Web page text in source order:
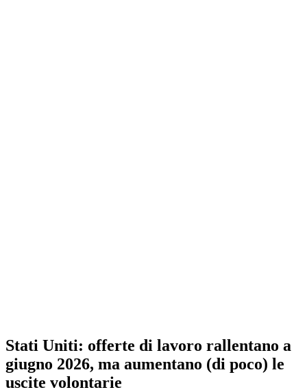
Stati Uniti: offerte di lavoro rallentano a
giugno 2026, ma aumentano (di poco) le
uscite volontarie